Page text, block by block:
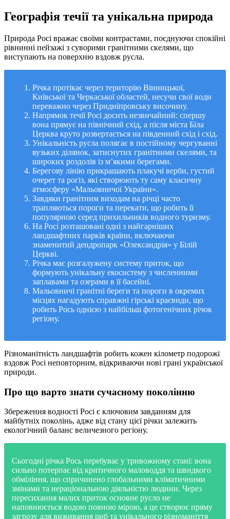
Географія течії та унікальна природа
Природа Росі вражає своїми контрастами, поєднуючи спокійні
рівнинні пейзажі з суворими гранітними скелями, що
виступають на поверхню вздовж русла.
Річка протікає через територію Вінницької,
Київської та Черкаської областей, несучи свої води
переважно через Придніпровську височину.
Напрямок течії Росі досить незвичайний: спершу
вона прямує на північний схід, а після міста Біла
Церква круто розвертається на південний схід і схід.
Унікальність русла полягає в постійному чергуванні
вузьких ділянок, затиснутих гранітними скелями, та
широких роздолів із м’якими берегами.
Берегову лінію прикрашають плакучі верби, густий
очерет та рогіз, які створюють ту саму класичну
атмосферу «Мальовничої України».
Завдяки гранітним виходам на річці часто
трапляються пороги та перекати, що робить її
популярною серед прихильників водного туризму.
На Росі розташовані одні з найгарніших
ландшафтних парків країни, включаючи
знаменитий дендропарк «Олександрія» у Білій
Церкві.
Річка має розгалужену систему приток, що
формують унікальну екосистему з численними
заплавами та озерами в її басейні.
Мальовничі гранітні береги та пороги в окремих
місцях нагадують справжні гірські краєвиди, що
робить Рось однією з найбільш фотогенічних річок
регіону.
Різноманітність ландшафтів робить кожен кілометр подорожі
вздовж Росі неповторним, відкриваючи нові грані української
природи.
Про що варто знати сучасному поколінню
Збереження водності Росі є ключовим завданням для
майбутніх поколінь, адже від стану цієї річки залежить
екологічний баланс величезного регіону.
Сьогодні річка Рось перебуває у тривожному стані: вона
сильно потерпає від критичного маловоддя та швидкого
обміління, що спричинено глобальними кліматичними
змінами та нераціональною діяльністю людини. Через
пересихання малих приток основне русло не
наповнюється водою повною мірою, а це створює пряму
загрозу для виживання риб та унікального різноманіття